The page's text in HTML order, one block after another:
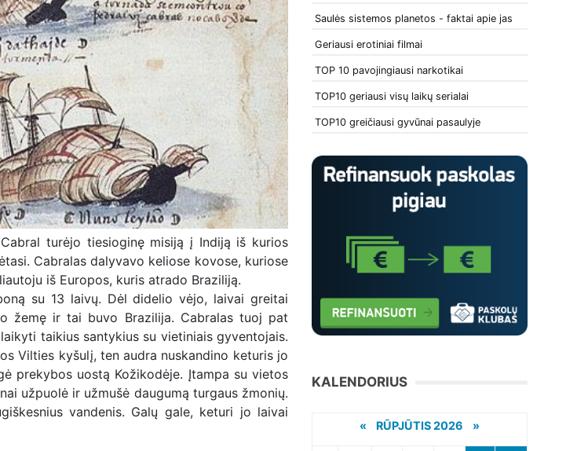
turėjo tiesioginę misiją į Indiją iš kurios
Cabralas dalyvavo keliose kovose, kuriose
iš Europos, kuris atrado Braziliją.
su 13 laivų. Dėl didelio vėjo, laivai greitai
žemę ir tai buvo Brazilija. Cabralas tuoj pat
taikius santykius su vietiniais gyventojais.
Vilties kyšulį, ten audra nuskandino keturis jo
prekybos uostą Kožikodėje. Įtampa su vietos
užpuolė ir užmušė daugumą turgaus žmonių.
vandenis. Galų gale, keturi jo laivai
Saulės sistemos planetos - faktai apie jas
Geriausi erotiniai filmai
TOP 10 pavojingiausi narkotikai
TOP10 geriausi visų laikų serialai
TOP10 greičiausi gyvūnai pasaulyje
KALENDORIUS
« RŪPJŪTIS 2026 »